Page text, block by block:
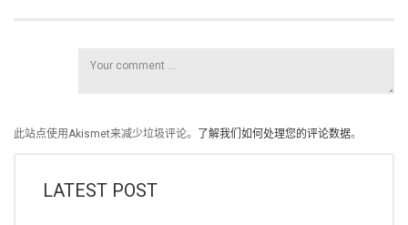
此站点使用Akismet来减少垃圾评论。 了解我们如何处理您的评论数据。
LATEST POST